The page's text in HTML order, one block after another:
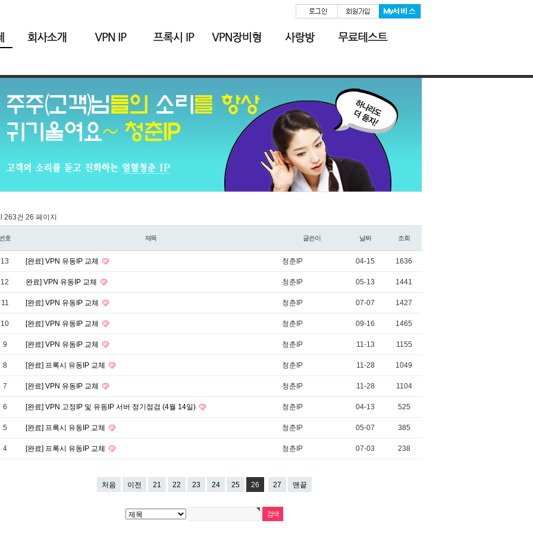
263건 26 페이지
호 제목 글쓴이 날짜 조회
13 [완료] VPN 유동IP 교체 청춘IP 04-15 1636
12 완료] VPN 유동IP 교체 청춘IP 05-13 1441
11 [완료] VPN 유동IP 교체 청춘IP 07-07 1427
10 [완료] VPN 유동IP 교체 청춘IP 09-16 1465
9 [완료] VPN 유동IP 교체 청춘IP 11-13 1155
8 [완료] 프록시 유동IP 교체 청춘IP 11-28 1049
7 [완료] VPN 유동IP 교체 청춘IP 11-28 1104
6 [완료] VPN 고정IP 및 유동IP 서버 정기점검 (4월 14일) 청춘IP 04-13 525
5 [완료] 프록시 유동IP 교체 청춘IP 05-07 385
4 [완료] 프록시 유동IP 교체 청춘IP 07-03 238
처음 이전 21 22 23 24 25 26 27 맨끝